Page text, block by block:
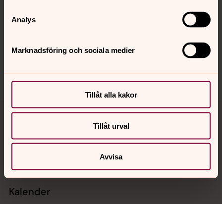
Analys
Marknadsföring och sociala medier
Tillåt alla kakor
Tillåt urval
Avvisa
innehåll?
Dela
Tillbaka till toppen
Tillbaka till innehållet
Kalender